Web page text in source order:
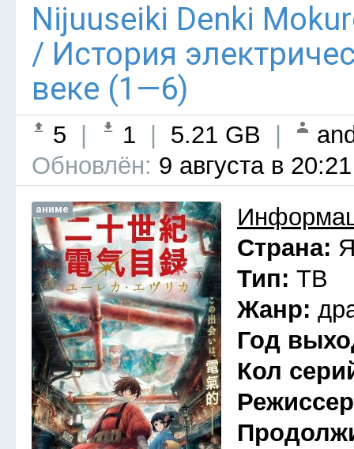
Nijuuseiki Denki
/ История
веке (1—6)
5 1 5.21 GB
Обновлён: 9 августа в 20:21
аниме
Страна:
Тип: ТВ
Жанр:
Год
Кол